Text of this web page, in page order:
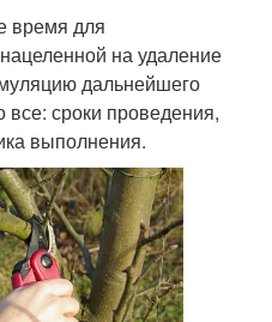
время для
на удаление
дальнейшего
сроки проведения,
выполнения.